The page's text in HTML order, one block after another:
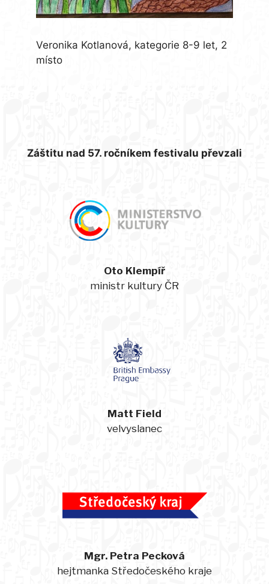
Veronika Kotlanová, kategorie 8-9 let, 2
místo
Záštitu nad 57. ročníkem festivalu převzali
Oto Klempíř
ministr kultury ČR
Matt Field
velvyslanec
Mgr. Petra Pecková
hejtmanka Středočeského kraje